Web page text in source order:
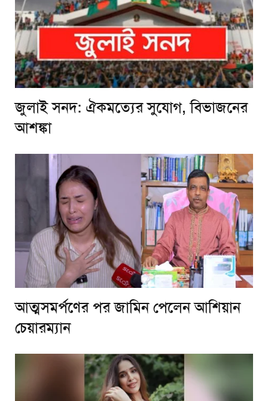
জুলাই সনদ: ঐকমত্যের সুযোগ, বিভাজনের
আশঙ্কা
আত্মসমর্পণের পর জামিন পেলেন আশিয়ান
চেয়ারম্যান